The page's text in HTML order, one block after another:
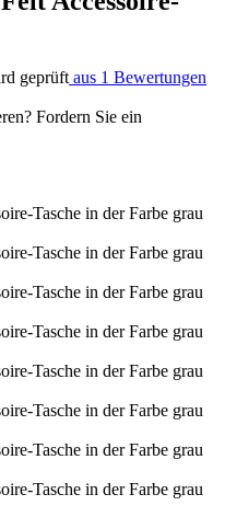
geprüft aus 1 Bewertungen
Fordern Sie ein